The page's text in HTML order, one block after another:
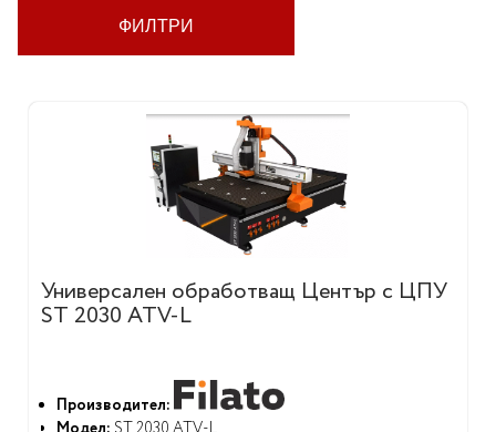
ФИЛТРИ
Универсален обработващ Център с ЦПУ
ST 2030 ATV-L
Производител: